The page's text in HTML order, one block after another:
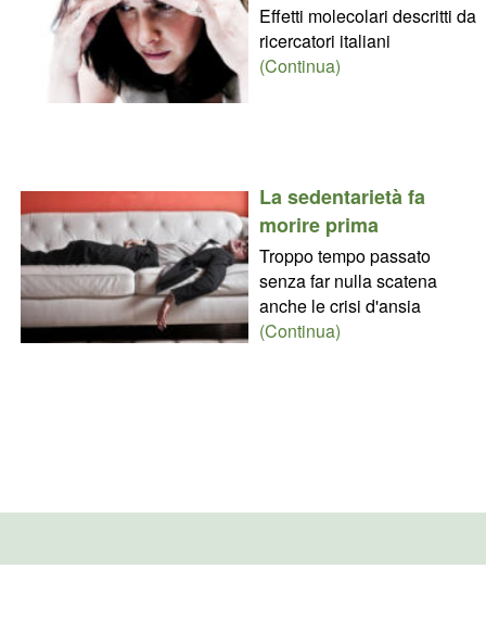
Effetti molecolari descritti da
ricercatori italiani
(Continua)
La sedentarietà fa
morire prima
Troppo tempo passato
senza far nulla scatena
anche le crisi d'ansia
(Continua)